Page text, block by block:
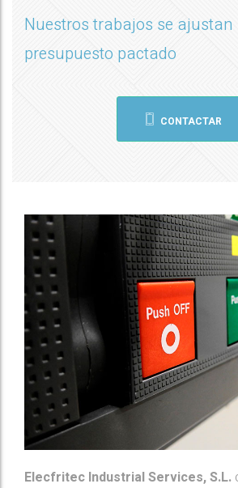
Nuestros trabajos se ajustan
presupuesto pactado
CONTACTAR
Elecfritec Industrial Services, S.L.